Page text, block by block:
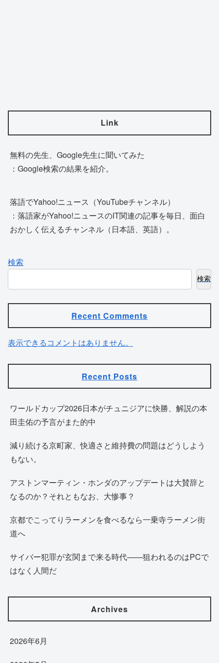
Link
無料の先生、Google先生に聞いてみた
：Google検索の結果を紹介。
落語でYahoo!ニュース（YouTubeチャンネル）
：落語家がYahoo!ニュースのIT関連の記事を毎日、面白
おかしく伝えるチャンネル（日本語、英語）。
検索
検索
Recent Comments
表示できるコメントはありません。
Recent Posts
ワールドカップ2026日本がチュニジアに快勝、解説の本
田圭佑の予言がまた的中
減り続ける京町家、快適さと維持費の問題はどうしよう
もない。
アストンマーティン・ホンダのアップデートは大賛辞と
なるのか？それともなお、大惨事？
京都でこってりラーメンを食べるなら一乗寺ラーメン街
道へ
サイバー犯罪が玄関まで来る時代——狙われるのはPCで
はなく人間だ
Archives
2026年6月